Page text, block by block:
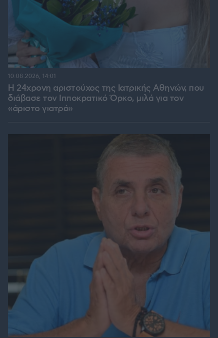
Η 24χρονη αριστούχος της Ιατρικής Αθηνών, που
διάβασε τον Ιπποκρατικό Όρκο, μιλά για τον
«άριστο γιατρό»
10.08.2026, 14:01